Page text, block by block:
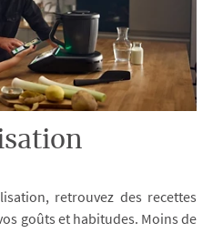
retrouvez des recettes
goûts et habitudes. Moins de